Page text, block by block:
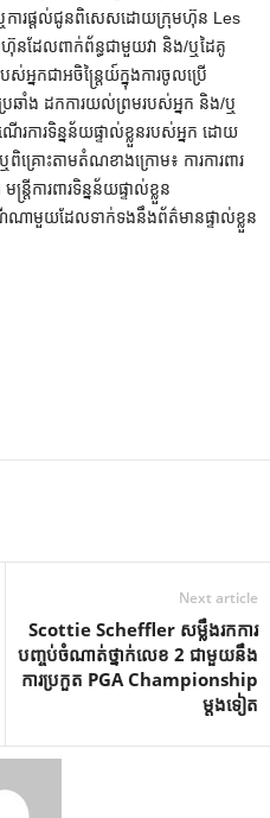
ង/ឬការផ្តល់ជូនពិសេសដោយក្រុមហ៊ុន Les
នដែលពាក់ព័ន្ធជាមួយវា និង/ឬដៃគូ
ស់អ្នកជាអចិន្ត្រៃយ៍ក្នុងការចូលប្រើ
រឆាំង ដកការយល់ព្រមរបស់អ្នក និង/ឬ
ារទិន្នន័យផ្ទាល់ខ្លួនរបស់អ្នក ដោយ
រោះតាមតំណខាងក្រោម៖ ការការពារ
រីការពារទិន្នន័យផ្ទាល់ខ្លួន
ណាមួយដែលទាក់ទងនឹងព័ត៌មានផ្ទាល់ខ្លួន
Next article
Scottie Scheffler សម្លឹងរកការ
បញ្ចប់ចំណាត់ថ្នាក់លេខ 2 ជាមួយនឹង
ការប្រកួត PGA Championship
ម្តងទៀត